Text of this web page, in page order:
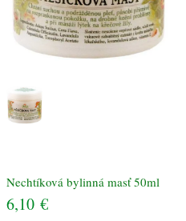
Nechtíková bylinná masť 50ml
6,10 €